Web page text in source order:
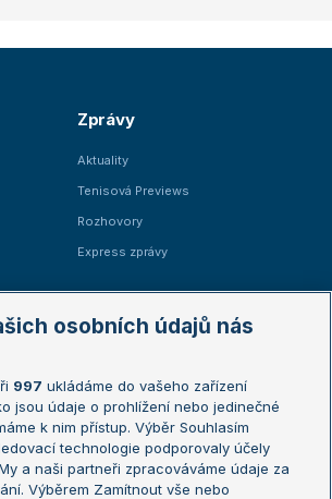
Zprávy
Aktuality
Tenisová Previews
Rozhovory
Express zprávy
Australian Open
French Open
Wimbledon
US Open
osobních údajů nás
997 ukládáme do vašeho zařízení
jsou údaje o prohlížení nebo jedinečné
k nim přístup. Výběr Souhlasím
technologie podporovaly účely
a naši partneři zpracováváme údaje za
Výběrem Zamítnout vše nebo